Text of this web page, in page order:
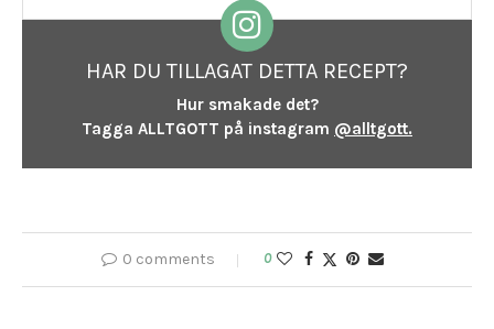
HAR DU TILLAGAT DETTA RECEPT?
Hur smakade det?
Tagga ALLTGOTT på instagram @alltgott.
0 comments 0